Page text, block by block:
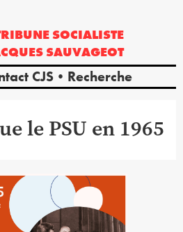
SOCIALISTE
SAUVAGEOT
CJS Recherche
le PSU en 1965